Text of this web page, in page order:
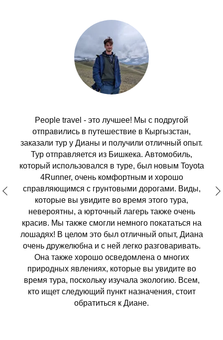
People travel - это лучшее! Мы с подругой
отправились в путешествие в Кыргызстан,
заказали тур у Дианы и получили отличный опыт.
Тур отправляется из Бишкека. Автомобиль,
который использовался в туре, был новым Toyota
4Runner, очень комфортным и хорошо
справляющимся с грунтовыми дорогами. Виды,
которые вы увидите во время этого тура,
невероятны, а юрточный лагерь также очень
красив. Мы также смогли немного покататься на
лошадях! В целом это был отличный опыт, Диана
очень дружелюбна и с ней легко разговаривать.
Она также хорошо осведомлена о многих
природных явлениях, которые вы увидите во
время тура, поскольку изучала экологию. Всем,
кто ищет следующий пункт назначения, стоит
обратиться к Диане.